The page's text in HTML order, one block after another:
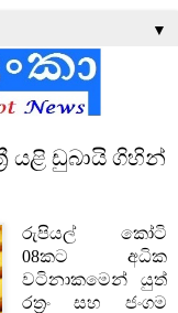
▼
යළි ඩුබායි ගිහින්
රුපියල් කෝටි
08කට අධික
වටිනාකමෙන් යුත්
රත්‍රං සහ ජංගම